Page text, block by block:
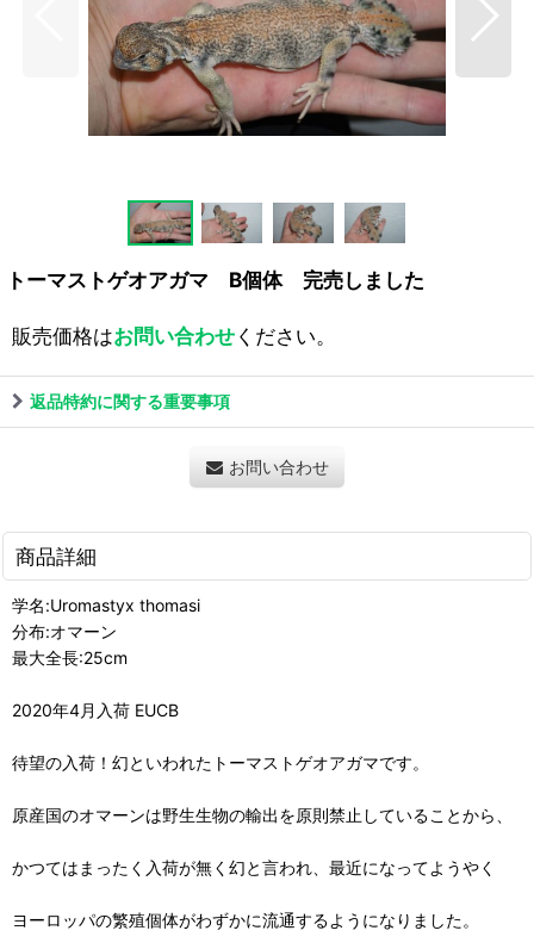
トーマストゲオアガマ B個体 完売しました
販売価格はお問い合わせください。
返品特約に関する重要事項
お問い合わせ
商品詳細
学名:Uromastyx thomasi
分布:オマーン
最大全長:25cm
2020年4月入荷 EUCB
待望の入荷！幻といわれたトーマストゲオアガマです。
原産国のオマーンは野生生物の輸出を原則禁止していることから、
かつてはまったく入荷が無く幻と言われ、最近になってようやく
ヨーロッパの繁殖個体がわずかに流通するようになりました。